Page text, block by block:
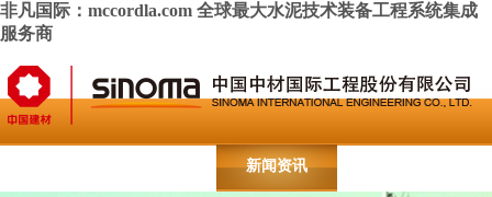
非凡国际：mccordla.com 全球最大水泥技术装备工程系统集成
服务商
新闻资讯